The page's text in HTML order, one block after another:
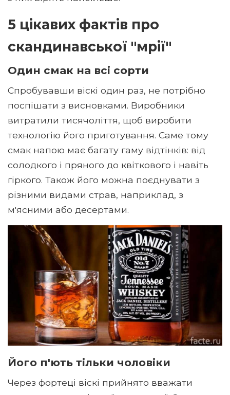
5 цікавих фактів про
скандинавської "мрії"
Один смак на всі сорти
Спробувавши віскі один раз, не потрібно
поспішати з висновками. Виробники
витратили тисячоліття, щоб виробити
технологію його приготування. Саме тому
смак напою має багату гаму відтінків: від
солодкого і пряного до квіткового і навіть
гіркого. Також його можна поєднувати з
різними видами страв, наприклад, з
м'ясними або десертами.
Його п'ють тільки чоловіки
Через фортеці віскі прийнято вважати